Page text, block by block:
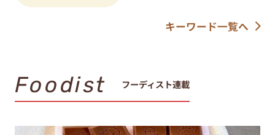
キーワード一覧へ
Foodist フーディスト連載